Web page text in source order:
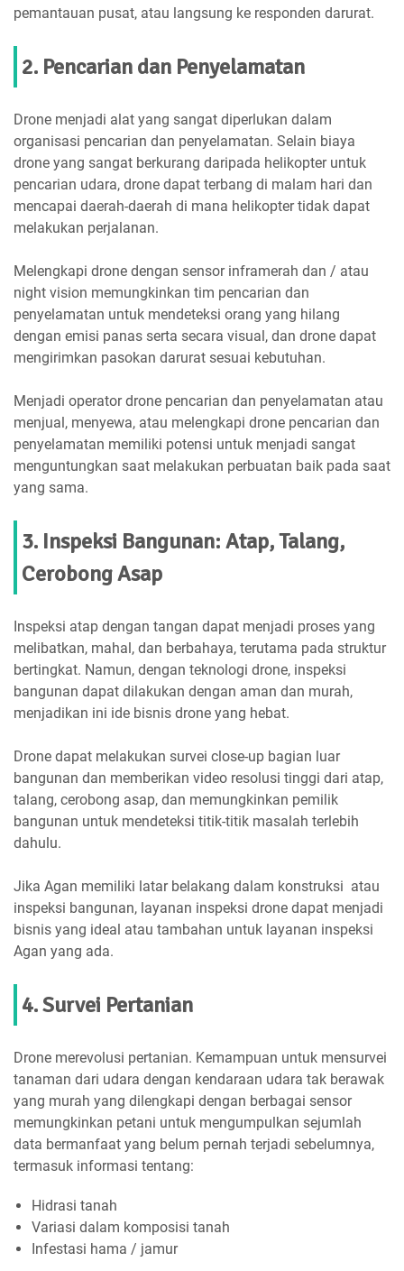
pemantauan pusat, atau langsung ke responden darurat.
2. Pencarian dan Penyelamatan
Drone menjadi alat yang sangat diperlukan dalam
organisasi pencarian dan penyelamatan. Selain biaya
drone yang sangat berkurang daripada helikopter untuk
pencarian udara, drone dapat terbang di malam hari dan
mencapai daerah-daerah di mana helikopter tidak dapat
melakukan perjalanan.
Melengkapi drone dengan sensor inframerah dan / atau
night vision memungkinkan tim pencarian dan
penyelamatan untuk mendeteksi orang yang hilang
dengan emisi panas serta secara visual, dan drone dapat
mengirimkan pasokan darurat sesuai kebutuhan.
Menjadi operator drone pencarian dan penyelamatan atau
menjual, menyewa, atau melengkapi drone pencarian dan
penyelamatan memiliki potensi untuk menjadi sangat
menguntungkan saat melakukan perbuatan baik pada saat
yang sama.
3. Inspeksi Bangunan: Atap, Talang,
Cerobong Asap
Inspeksi atap dengan tangan dapat menjadi proses yang
melibatkan, mahal, dan berbahaya, terutama pada struktur
bertingkat. Namun, dengan teknologi drone, inspeksi
bangunan dapat dilakukan dengan aman dan murah,
menjadikan ini ide bisnis drone yang hebat.
Drone dapat melakukan survei close-up bagian luar
bangunan dan memberikan video resolusi tinggi dari atap,
talang, cerobong asap, dan memungkinkan pemilik
bangunan untuk mendeteksi titik-titik masalah terlebih
dahulu.
Jika Agan memiliki latar belakang dalam konstruksi atau
inspeksi bangunan, layanan inspeksi drone dapat menjadi
bisnis yang ideal atau tambahan untuk layanan inspeksi
Agan yang ada.
4. Survei Pertanian
Drone merevolusi pertanian. Kemampuan untuk mensurvei
tanaman dari udara dengan kendaraan udara tak berawak
yang murah yang dilengkapi dengan berbagai sensor
memungkinkan petani untuk mengumpulkan sejumlah
data bermanfaat yang belum pernah terjadi sebelumnya,
termasuk informasi tentang:
Hidrasi tanah
Variasi dalam komposisi tanah
Infestasi hama / jamur